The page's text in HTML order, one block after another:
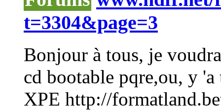
t=3304&page=3
Bonjour à tous, je
cd bootable pqre,ou, y
XPE http://